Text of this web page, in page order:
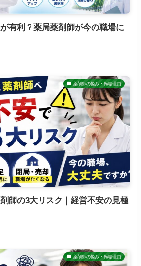
有利？薬局薬剤師が今の職場に
薬剤師の悩み・転職理由
師の3大リスク｜経営不安の見極
薬剤師の悩み・転職理由